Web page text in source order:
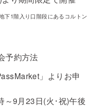
下1階入り口階段にあるコルトン
予約方法
」よりお申
～9月23日(火･祝)午後